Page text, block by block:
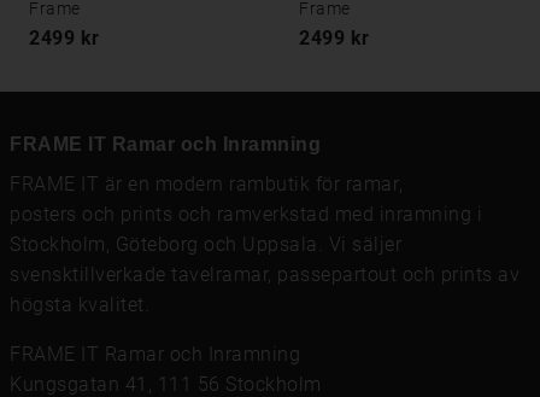
Frame
2499 kr
Frame
2499 kr
FRAME IT Ramar och Inramning
FRAME IT är en modern rambutik för ramar
posters och prints och ramverkstad med inramning i
Stockholm, Göteborg och Uppsala. Vi säljer
svensktillverkade tavelramar, passepartout och prints av
högsta kvalitet.
FRAME IT Ramar och Inramning
Kungsgatan 41, 111 56 Stockholm